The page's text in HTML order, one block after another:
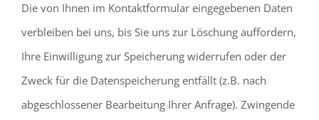
Die von Ihnen im Kontaktformular eingegebenen Daten
verbleiben bei uns, bis Sie uns zur Löschung auffordern,
Ihre Einwilligung zur Speicherung widerrufen oder der
Zweck für die Datenspeicherung entfällt (z.B. nach
abgeschlossener Bearbeitung Ihrer Anfrage). Zwingende